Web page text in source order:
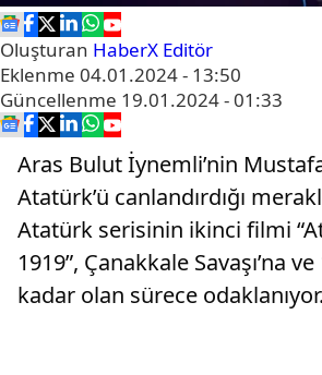
Oluşturan HaberX Editör
Eklenme 04.01.2024 - 13:50
Güncellenme 19.01.2024 - 01:33
Aras Bulut İynemli’nin
Atatürk’ü canlandırdığı
Atatürk serisinin ikinci filmi
1919”, Çanakkale Savaşı’na ve
kadar olan sürece odaklanıyor.